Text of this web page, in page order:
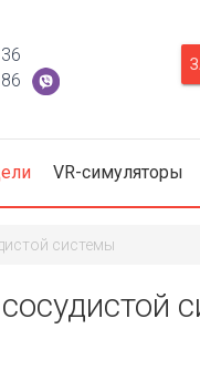
VR-симуляторы
системы